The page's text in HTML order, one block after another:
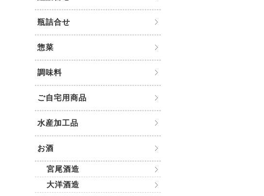
瓶詰合せ
惣菜
調味料
ご自宅用商品
水産加工品
お酒
宮尾酒造
大洋酒造